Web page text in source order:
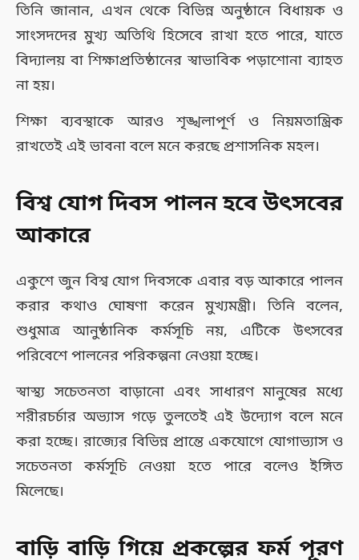
তিনি জানান, এখন থেকে বিভিন্ন অনুষ্ঠানে বিধায়ক ও
সাংসদদের মুখ্য অতিথি হিসেবে রাখা হতে পারে, যাতে
বিদ্যালয় বা শিক্ষাপ্রতিষ্ঠানের স্বাভাবিক পড়াশোনা ব্যাহত
না হয়।
শিক্ষা ব্যবস্থাকে আরও শৃঙ্খলাপূর্ণ ও নিয়মতান্ত্রিক
রাখতেই এই ভাবনা বলে মনে করছে প্রশাসনিক মহল।
বিশ্ব যোগ দিবস পালন হবে উৎসবের
আকারে
একুশে জুন বিশ্ব যোগ দিবসকে এবার বড় আকারে পালন
করার কথাও ঘোষণা করেন মুখ্যমন্ত্রী। তিনি বলেন,
শুধুমাত্র আনুষ্ঠানিক কর্মসূচি নয়, এটিকে উৎসবের
পরিবেশে পালনের পরিকল্পনা নেওয়া হচ্ছে।
স্বাস্থ্য সচেতনতা বাড়ানো এবং সাধারণ মানুষের মধ্যে
শরীরচর্চার অভ্যাস গড়ে তুলতেই এই উদ্যোগ বলে মনে
করা হচ্ছে। রাজ্যের বিভিন্ন প্রান্তে একযোগে যোগাভ্যাস ও
সচেতনতা কর্মসূচি নেওয়া হতে পারে বলেও ইঙ্গিত
মিলেছে।
বাড়ি বাড়ি গিয়ে প্রকল্পের ফর্ম পূরণ